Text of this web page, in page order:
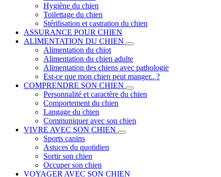
Hygiène du chien
Toilettage du chien
Stérilisation et castration du chien
ASSURANCE POUR CHIEN
ALIMENTATION DU CHIEN
Alimentation du chiot
Alimentation du chien adulte
Alimentation des chiens avec pathologie
Est-ce que mon chien peut manger.. ?
COMPRENDRE SON CHIEN
Personnalité et caractère du chien
Comportement du chien
Langage du chien
Communiquer avec son chien
VIVRE AVEC SON CHIEN
Sports canins
Astuces du quotidien
Sortir son chien
Occuper son chien
VOYAGER AVEC SON CHIEN